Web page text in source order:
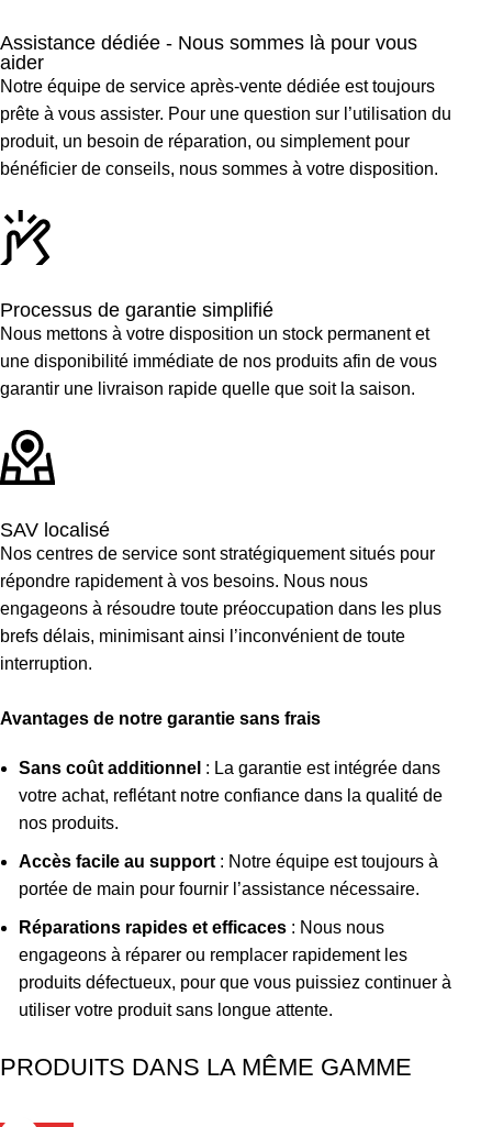
Assistance dédiée - Nous sommes là pour vous
aider​
Notre équipe de service après-vente dédiée est toujours
prête à vous assister. Pour une question sur l’utilisation du
produit, un besoin de réparation, ou simplement pour
bénéficier de conseils, nous sommes à votre disposition.
Processus de garantie simplifié
Nous mettons à votre disposition un stock permanent et
une disponibilité immédiate de nos produits afin de vous
garantir une livraison rapide quelle que soit la saison.
SAV localisé
Nos centres de service sont stratégiquement situés pour
répondre rapidement à vos besoins. Nous nous
engageons à résoudre toute préoccupation dans les plus
brefs délais, minimisant ainsi l’inconvénient de toute
interruption.
Avantages de notre garantie sans frais
Sans coût additionnel : La garantie est intégrée dans
votre achat, reflétant notre confiance dans la qualité de
nos produits.
Accès facile au support : Notre équipe est toujours à
portée de main pour fournir l’assistance nécessaire.
Réparations rapides et efficaces : Nous nous
engageons à réparer ou remplacer rapidement les
produits défectueux, pour que vous puissiez continuer à
utiliser votre produit sans longue attente.
PRODUITS DANS LA MÊME GAMME